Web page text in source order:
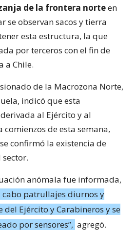
de la frontera norteen
se observan sacos y tierra
esta estructura, la que
por terceros con el fin de
a Chile.
de la Macrozona Norte,
indicó que esta
al Ejército y al
de esta semana,
confirmó la existencia de
sector.
anómala fue informada,
cabo patrullajes diurnos y
Ejército y Carabineros y se
por sensores”, agregó.